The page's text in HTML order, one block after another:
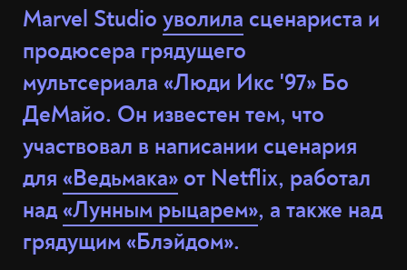
Marvel Studio уволила сценариста и
продюсера грядущего
мультсериала «Люди Икс '97» Бо
ДеМайо. Он известен тем, что
участвовал в написании сценария
для «Ведьмака» от Netflix, работал
над«Лунным рыцарем», а также над
грядущим «Блэйдом».